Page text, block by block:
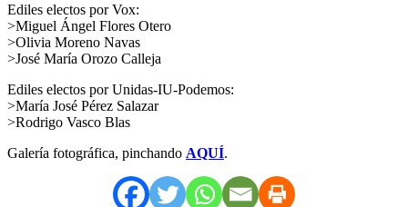
Ediles electos por Vox:
>Miguel Ángel Flores Otero
>Olivia Moreno Navas
>José María Orozo Calleja
Ediles electos por Unidas-IU-Podemos:
>María José Pérez Salazar
>Rodrigo Vasco Blas
Galería fotográfica, pinchando AQUÍ.